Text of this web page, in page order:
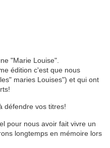
"Marie Louise".
édition c'est que nous
maries Louises") et qui ont
défendre vos titres!
pour nous avoir fait vivre un
longtemps en mémoire lors